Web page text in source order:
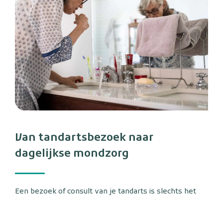
Van tandartsbezoek naar
dagelijkse mondzorg
Een bezoek of consult van je tandarts is slechts het